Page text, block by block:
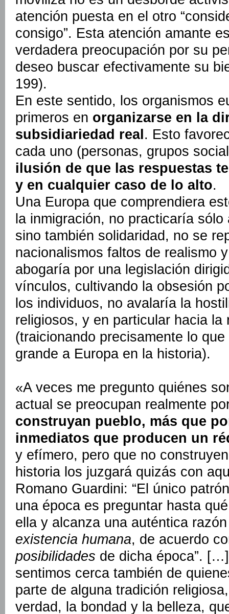
atención puesta en el otro
consigo”. Esta atención amante
verdadera preocupación por su
deseo buscar efectivamente su
199).
En este sentido, los organismos
primeros en organizarse en la
subsidiariedad real. Esto
cada uno (personas, grupos
ilusión de que las respuestas
y en cualquier caso de lo alto.
Una Europa que comprendiera
la inmigración, no practicaría
sino también solidaridad, no se
nacionalismos faltos de realismo
abogaría por una legislación
vínculos, cultivando la obsesión
los individuos, no avalaría la
religiosos, y en particular hacia la
(traicionando precisamente lo
grande a Europa en la historia).
«A veces me pregunto quiénes
actual se preocupan realmente
construyan pueblo, más que
inmediatos que producen un
y efímero, pero que no
historia los juzgará quizás con
Romano Guardini: “El único
una época es preguntar hasta
ella y alcanza una auténtica
existencia humana, de acuerdo
posibilidades de dicha época”.
sentimos cerca también de
parte de alguna tradición
verdad, la bondad y la belleza,